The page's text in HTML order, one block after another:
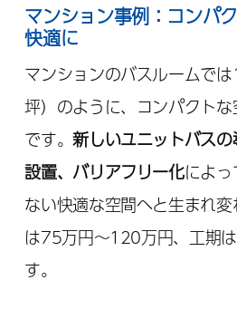
マンション事例：コンパ
快適に
マンションのバスルームで
坪）のように、コンパクト
です。新しいユニットバス
設置、バリアフリー化によ
ない快適な空間へと生まれ
は75万円～120万円、工期
す。